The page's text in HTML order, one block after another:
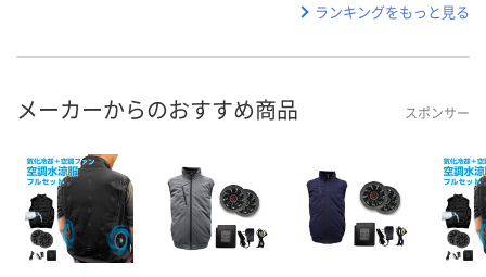
ランキングをもっと見る
メーカーからのおすすめ商品 スポンサー